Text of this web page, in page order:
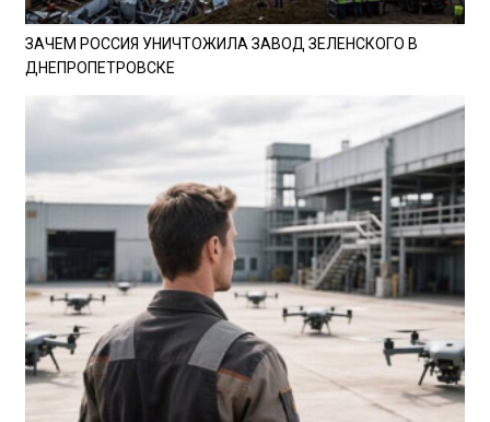
ЗАЧЕМ РОССИЯ УНИЧТОЖИЛА ЗАВОД ЗЕЛЕНСКОГО В
ДНЕПРОПЕТРОВСКЕ